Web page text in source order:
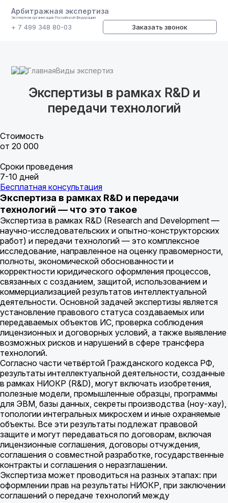
Арбитражная экспертиза
Экспертная организация Российской Федерации
+ 7 499 348 80-03 Заказать звонок
ГлавнаяВиды экспертиз
Экспертизы в рамках R&D и
передачи технологий
Стоимость
от 20 000
Сроки проведения
7-10 дней
Бесплатная консультация
Экспертиза в рамках R&D и передачи
технологий — что это такое
Экспертиза в рамках R&D (Research and Development —
научно-исследовательских и опытно-конструкторских
работ) и передачи технологий — это комплексное
исследование, направленное на оценку правомерности,
полноты, экономической обоснованности и
корректности юридического оформления процессов,
связанных с созданием, защитой, использованием и
коммерциализацией результатов интеллектуальной
деятельности. Основной задачей экспертизы является
установление правового статуса создаваемых или
передаваемых объектов ИС, проверка соблюдения
лицензионных и договорных условий, а также выявление
возможных рисков и нарушений в сфере трансфера
технологий.
Согласно части четвёртой Гражданского кодекса РФ,
результаты интеллектуальной деятельности, созданные
в рамках НИОКР (R&D), могут включать изобретения,
полезные модели, промышленные образцы, программы
для ЭВМ, базы данных, секреты производства (ноу-хау),
топологии интегральных микросхем и иные охраняемые
объекты. Все эти результаты подлежат правовой
защите и могут передаваться по договорам, включая
лицензионные соглашения, договоры отчуждения,
соглашения о совместной разработке, государственные
контракты и соглашения о неразглашении.
Экспертиза может проводиться на разных этапах: при
оформлении прав на результаты НИОКР, при заключении
соглашений о передаче технологий между